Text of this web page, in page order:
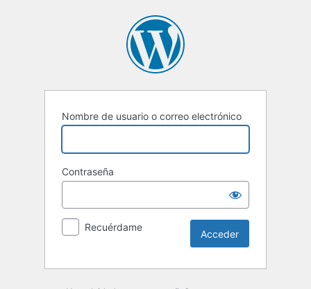
Nombre de usuario o correo electrónico
Contraseña
Recuérdame